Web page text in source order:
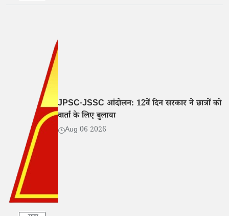
JPSC-JSSC आंदोलन: 12वें दिन सरकार ने छात्रों को
वार्ता के लिए बुलाया
Aug 06 2026